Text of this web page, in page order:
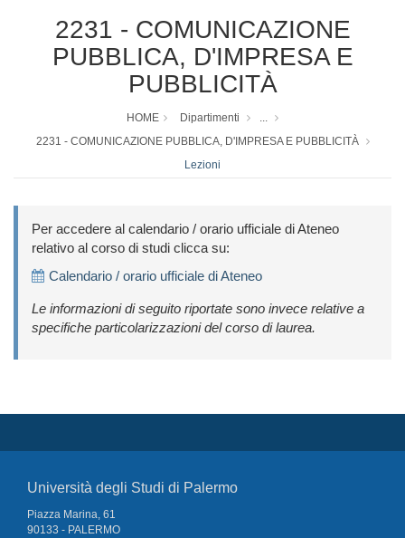
2231 - COMUNICAZIONE
PUBBLICA, D'IMPRESA E
PUBBLICITÀ
HOME Dipartimenti
...
2231 - COMUNICAZIONE PUBBLICA, D'IMPRESA E PUBBLICITÀ
Lezioni
Per accedere al calendario / orario ufficiale di Ateneo
relativo al corso di studi clicca su:
Calendario / orario ufficiale di Ateneo
Le informazioni di seguito riportate sono invece relative a
specifiche particolarizzazioni del corso di laurea.
Università degli Studi di Palermo
Piazza Marina, 61
90133 - PALERMO